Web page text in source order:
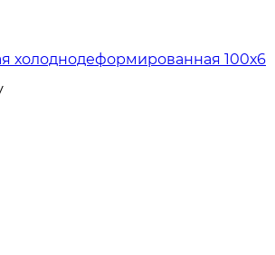
холоднодеформированная 100х6